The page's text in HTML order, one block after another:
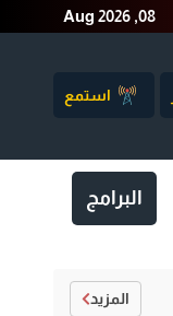
Aug 2026 ,08
استمع
البرامج
المزيد